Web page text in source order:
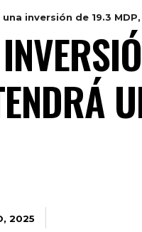
una inversión de 19.3
2025